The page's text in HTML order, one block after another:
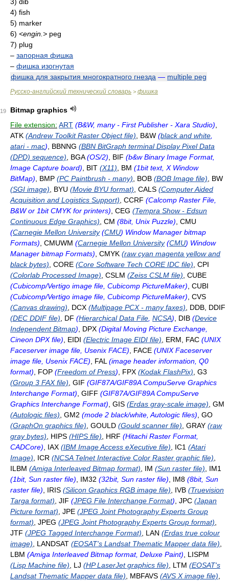
4) fish
5) marker
6) <engin.> peg
7) plug
– запорная фишка
– фишка изогнутая
фишка для закрытия многократного гнезда — multiple peg
Русско-английский технический словарь > фишка
19
Bitmap graphics
File extension: ART (B&W, many - First Publisher - Xara Studio)
ATK (Andrew Toolkit Raster Object file) , B&W (black and white
atari - mac) , BBNNG (BBN BitGraph terminal Display Pixel Data
(DPD) sequence) , BGA(OS/2) , BIF (b&w Binary Image Format,
Image Capture board) , BIT (X11) , BM (1bit text, X Window
BitMap) , BMP (PC Paintbrush - many) , BOB (BOB Image file) , BW
(SGI image) , BYU (Movie BYU format) , CALS (Computer Aided
Acquisition and Logistics Support) , CCRF (Calcomp Raster File,
B&W or 1bit CMYK for printers) , CEG (Tempra Show - Edsun
Continuous Edge Graphics) , CM (8bit, Unix Puzzle) , CMU
(Carnegie Mellon University(CMU) Window Manager bitmap
Formats) , CMUWM (Carnegie Mellon University(CMU) Window
Manager bitmap Formats) , CMYK (raw cyan magenta yellow and
black bytes) , CORE (Core Software Tech CORE IDC file) , CPI
(Colorlab Processed Image) , CSLM (Zeiss CSLM file) , CUBE
(Cubicomp/Vertigo image file, Cubicomp PictureMaker) , CUBI
(Cubicomp/Vertigo image file, Cubicomp PictureMaker) , CVS
(Canvas drawing) , DCX (Multipage PCX - many faxes) , DDB, DDIF
(DEC DDIF file) , DF (Hierarchical Data File NCSA) , DIB (Device
Independent Bitmap) , DPX (Digital Moving Picture Exchange,
Cineon DPX file) , EIDI (Electric Image EIDI file) , ERM, FAC (UNIX
Faceserver image file, Usenix FACE) , FACE (UNIX Faceserver
image file, Usenix FACE) , FAL (image header information, Q0
format) , FOP (Freedom of Press) , FPX (Kodak FlashPix) , G3
(Group 3 FAX file) , GIF (GIF87A/GIF89A CompuServe Graphics
Interchange Format) , GIFF (GIF87A/GIF89A CompuServe
Graphics Interchange Format) , GIS (Erdas gray-scale image) , GM
(Autologic files) , GM2 (mode 2 black/white, Autologic files) , GO
(GraphOn graphics file) , GOULD (Gould scanner file) , GRAY (raw
gray bytes) , HIPS (HIPS file) , HRF (Hitachi Raster Format,
CADCore) , IAX (IBM Image Access eXecutive file) , IC1 (Atari
Image) , ICR (NCSA Telnet Interactive Color Raster graphic file)
ILBM (Amiga Interleaved Bitmap format) , IM (Sun raster file) , IM1
(1bit, Sun raster file) , IM32 (32bit, Sun raster file) , IM8 (8bit, Sun
raster file) , IRIS (Silicon Graphics RGB image file) , IVB (Truevision
Targa format) , JIF (JPEG File Interchange Format) , JPC (Japan
Picture format) , JPE (JPEG Joint Photography Experts Group
format) , JPEG (JPEG Joint Photography Experts Group format)
JTF (JPEG Tagged Interchange Format) , LAN (Erdas true colour
image) , LANDSAT (EOSAT's Landsat Thematic Mapper data file)
LBM (Amiga Interleaved Bitmap format, Deluxe Paint) , LISPM
(Lisp Machine file) , LJ (HP LaserJet graphics file) , LTM (EOSAT's
Landsat Thematic Mapper data file) , MBFAVS (AVS X image file)